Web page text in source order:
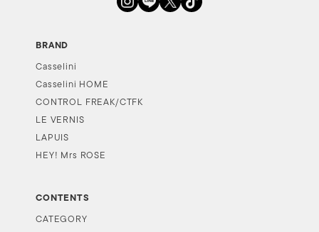
BRAND
Casselini
Casselini HOME
CONTROL FREAK/CTFK
LE VERNIS
LAPUIS
HEY! Mrs ROSE
CONTENTS
CATEGORY